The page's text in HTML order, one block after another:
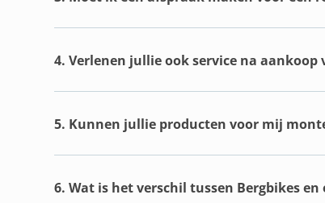
4. Verlenen jullie ook service na
5. Kunnen jullie producten voor mij
6. Wat is het verschil tussen Bergbikes